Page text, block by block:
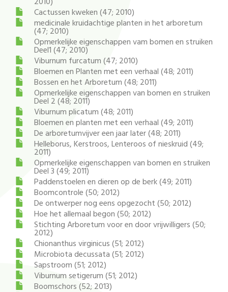
Cactussen kweken (47; 2010)
medicinale kruidachtige planten in het arboretum
(47; 2010)
Opmerkelijke eigenschappen vam bomen en struiken
Deel1 (47; 2010)
Viburnum furcatum (47; 2010)
Bloemen en Planten met een verhaal (48; 2011)
Bossen en het Arboretum (48; 2011)
Opmerkelijke eigenschappen van bomen en struiken
Deel 2 (48; 2011)
Viburnum plicatum (48; 2011)
Bloemen en planten met een verhaal (49; 2011)
De arboretumvijver een jaar later (48; 2011)
Helleborus, Kerstroos, Lenteroos of nieskruid (49;
2011)
Opmerkelijke eigenschappen van bomen en struiken
Deel 3 (49; 2011)
Paddenstoelen en dieren op de berk (49; 2011)
Boomcontrole (50; 2012)
De ontwerper nog eens opgezocht (50; 2012)
Hoe het allemaal begon (50; 2012)
Stichting Arboretum voor en door vrijwilligers (50;
2012)
Chionanthus virginicus (51; 2012)
Microbiota decussata (51; 2012)
Sapstroom (51; 2012)
Viburnum setigerum (51; 2012)
Boomschors (52; 2013)